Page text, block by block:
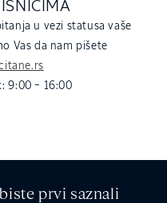
u vezi statusa vaše
Vas da nam pišete
9:00 – 16:00
prvi saznali